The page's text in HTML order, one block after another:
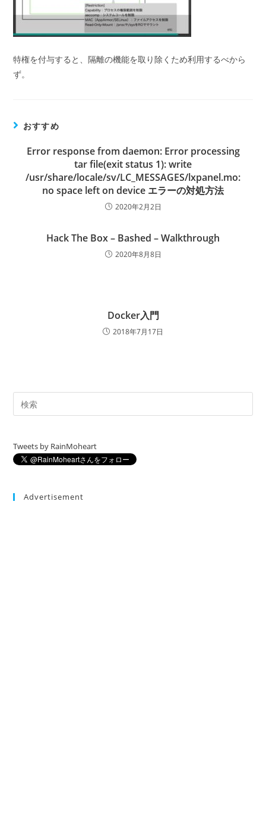
特権を付与すると、隔離の機能を取り除くため利用するべから
ず。
おすすめ
Error response from daemon: Error processing
tar file(exit status 1): write
/usr/share/locale/sv/LC_MESSAGES/lxpanel.mo:
no space left on device エラーの対処方法
2020年2月2日
Hack The Box – Bashed – Walkthrough
2020年8月8日
Docker入門
2018年7月17日
Tweets by RainMoheart
Advertisement